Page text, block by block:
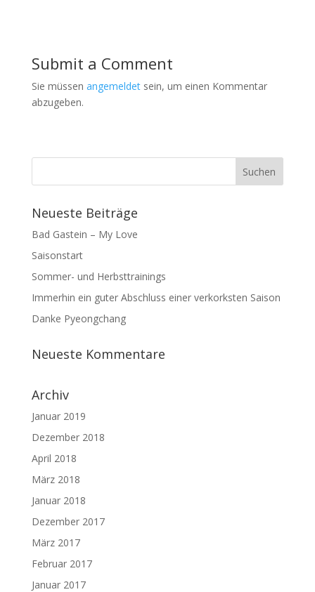
Submit a Comment
Sie müssen angemeldetsein, um einen Kommentar
abzugeben.
Neueste Beiträge
Bad Gastein – My Love
Saisonstart
Sommer- und Herbsttrainings
Immerhin ein guter Abschluss einer verkorksten Saison
Danke Pyeongchang
Neueste Kommentare
Archiv
Januar 2019
Dezember 2018
April 2018
März 2018
Januar 2018
Dezember 2017
März 2017
Februar 2017
Januar 2017